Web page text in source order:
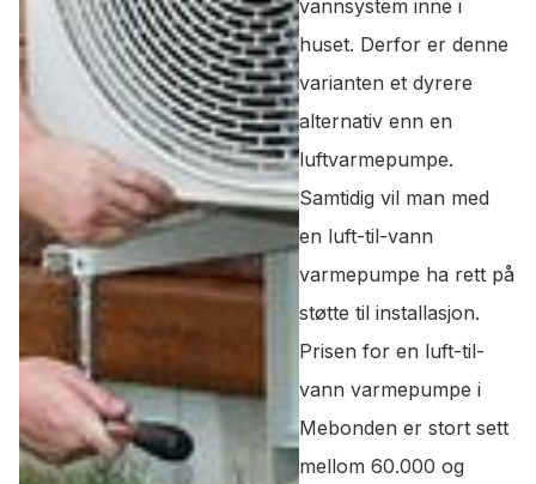
vannsystem inne i
huset. Derfor er denne
varianten et dyrere
alternativ enn en
luftvarmepumpe.
Samtidig vil man med
en luft-til-vann
varmepumpe ha rett på
støtte til installasjon.
Prisen for en luft-til-
vann varmepumpe i
Mebonden er stort sett
mellom 60.000 og